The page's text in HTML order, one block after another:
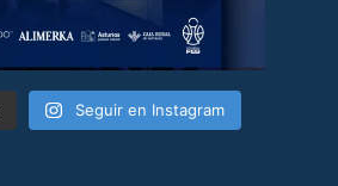
Seguir en Instagram